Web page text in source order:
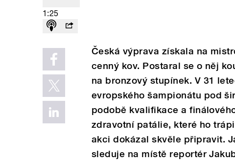
1:25
Česká výprava získala na
cenný kov. Postaral se o něj
na bronzový stupínek. V 31
evropského šampionátu pod
podobě kvalifikace a
zdravotní patálie, které ho
akci dokázal skvěle připravit.
sleduje na místě reportér